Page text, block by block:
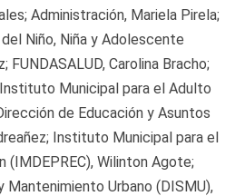
Administración, Mariela Pirela;
Niño, Niña y Adolescente
FUNDASALUD, Carolina Bracho;
Municipal para el Adulto
de Educación y Asuntos
Instituto Municipal para el
(IMDEPREC), Wilinton Agote;
Mantenimiento Urbano (DISMU),